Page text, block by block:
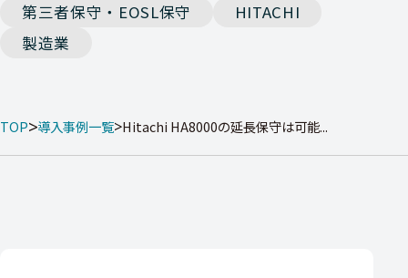
第三者保守・EOSL保守
HITACHI
製造業
TOP 導入事例一覧 Hitachi HA8000の延長保守は可能...